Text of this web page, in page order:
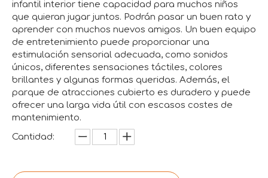
infantil interior tiene capacidad para muchos niños
que quieran jugar juntos. Podrán pasar un buen rato y
aprender con muchos nuevos amigos. Un buen equipo
de entretenimiento puede proporcionar una
estimulación sensorial adecuada, como sonidos
únicos, diferentes sensaciones táctiles, colores
brillantes y algunas formas queridas. Además, el
parque de atracciones cubierto es duradero y puede
ofrecer una larga vida útil con escasos costes de
mantenimiento.
Cantidad: